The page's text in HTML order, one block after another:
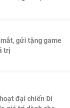
gửi tặng game
trị
đại chiến Di